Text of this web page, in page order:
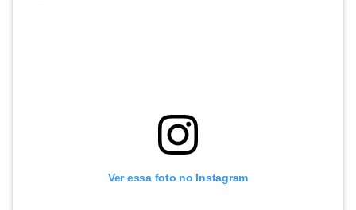
Ver essa foto no Instagram